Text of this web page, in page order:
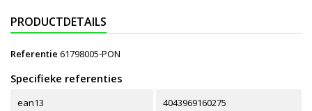
PRODUCTDETAILS
Referentie 61798005-PON
Specifieke referenties
ean13 4043969160275